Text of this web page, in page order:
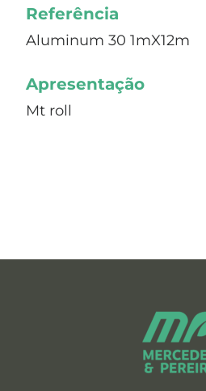
Referência
Aluminum 30 1mX12m
Apresentação
Mt roll